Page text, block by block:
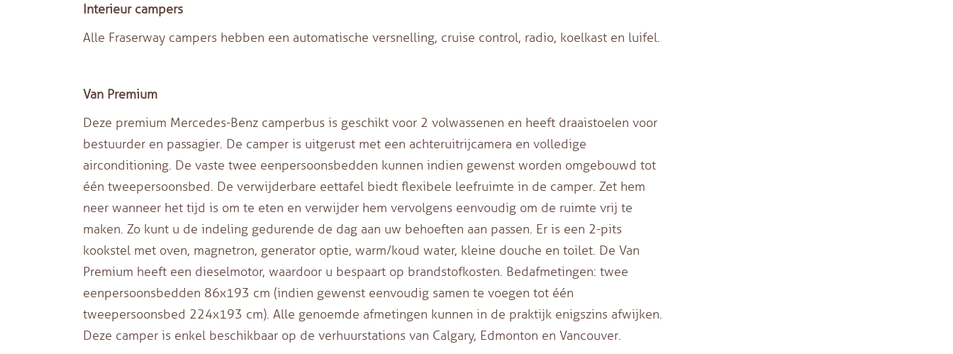
Interieur campers
Alle Fraserway campers hebben een automatische versnelling, cruise control, radio, koelkast en luifel.
Van Premium
Deze premium Mercedes-Benz camperbus is geschikt voor 2 volwassenen en heeft draaistoelen voor
bestuurder en passagier. De camper is uitgerust met een achteruitrijcamera en volledige
airconditioning. De vaste twee eenpersoonsbedden kunnen indien gewenst worden omgebouwd tot
één tweepersoonsbed. De verwijderbare eettafel biedt flexibele leefruimte in de camper. Zet hem
neer wanneer het tijd is om te eten en verwijder hem vervolgens eenvoudig om de ruimte vrij te
maken. Zo kunt u de indeling gedurende de dag aan uw behoeften aan passen. Er is een 2-pits
kookstel met oven, magnetron, generator optie, warm/koud water, kleine douche en toilet. De Van
Premium heeft een dieselmotor, waardoor u bespaart op brandstofkosten. Bedafmetingen: twee
eenpersoonsbedden 86x193 cm (indien gewenst eenvoudig samen te voegen tot één
tweepersoonsbed 224x193 cm). Alle genoemde afmetingen kunnen in de praktijk enigszins afwijken.
Deze camper is enkel beschikbaar op de verhuurstations van Calgary, Edmonton en Vancouver.